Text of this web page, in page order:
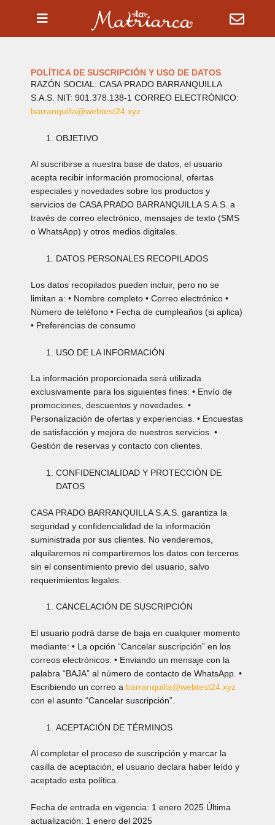
POLÍTICA DE SUSCRIPCIÓN Y USO DE DATOS
RAZÓN SOCIAL: CASA PRADO BARRANQUILLA
S.A.S. NIT: 901.378.138-1 CORREO ELECTRÓNICO:
barranquilla@webtest24.xyz
OBJETIVO
Al suscribirse a nuestra base de datos, el usuario
acepta recibir información promocional, ofertas
especiales y novedades sobre los productos y
servicios de CASA PRADO BARRANQUILLA S.A.S. a
través de correo electrónico, mensajes de texto (SMS
o WhatsApp) y otros medios digitales.
DATOS PERSONALES RECOPILADOS
Los datos recopilados pueden incluir, pero no se
limitan a: • Nombre completo • Correo electrónico •
Número de teléfono • Fecha de cumpleaños (si aplica)
• Preferencias de consumo
USO DE LA INFORMACIÓN
La información proporcionada será utilizada
exclusivamente para los siguientes fines: • Envío de
promociones, descuentos y novedades. •
Personalización de ofertas y experiencias. • Encuestas
de satisfacción y mejora de nuestros servicios. •
Gestión de reservas y contacto con clientes.
CONFIDENCIALIDAD Y PROTECCIÓN DE
DATOS
CASA PRADO BARRANQUILLA S.A.S. garantiza la
seguridad y confidencialidad de la información
suministrada por sus clientes. No venderemos,
alquilaremos ni compartiremos los datos con terceros
sin el consentimiento previo del usuario, salvo
requerimientos legales.
CANCELACIÓN DE SUSCRIPCIÓN
El usuario podrá darse de baja en cualquier momento
mediante: • La opción “Cancelar suscripción” en los
correos electrónicos. • Enviando un mensaje con la
palabra “BAJA” al número de contacto de WhatsApp. •
Escribiendo un correo a barranquilla@webtest24.xyz
con el asunto “Cancelar suscripción”.
ACEPTACIÓN DE TÉRMINOS
Al completar el proceso de suscripción y marcar la
casilla de aceptación, el usuario declara haber leído y
aceptado esta política.
Fecha de entrada en vigencia: 1 enero 2025 Última
actualización: 1 enero del 2025